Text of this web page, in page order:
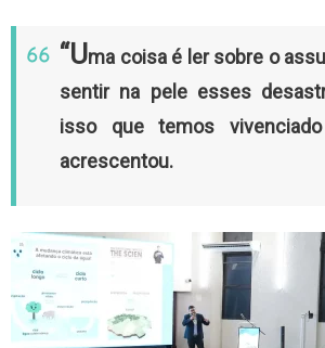
“Uma coisa é ler sobre o
sentir na pele esses
isso que temos vivenciado
acrescentou.